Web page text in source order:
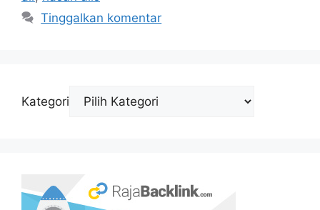
Tinggalkan komentar
Kategori